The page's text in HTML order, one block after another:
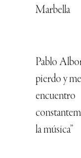
Marbella
Pablo
pierdo y me
encuentro
la música”